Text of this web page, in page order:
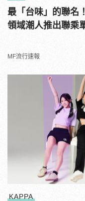
最「台味」的聯名
領域潮人推出聯乘
MF流行速報
KAPPA